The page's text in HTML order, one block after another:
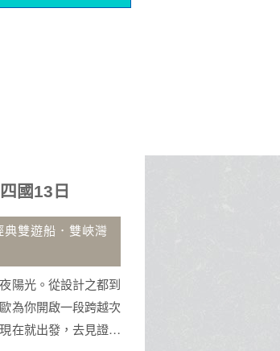
國13日
雙遊船．雙峽灣
陽光。從設計之都到
為你開啟一段跨越次
在就出發，去見證那